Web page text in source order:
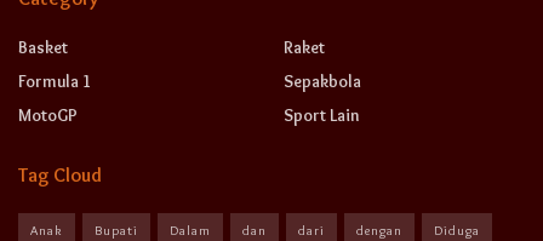
Basket
Formula 1
MotoGP
Raket
Sepakbola
Sport Lain
Tag Cloud
Anak Bupati Dalam dan dari dengan Diduga